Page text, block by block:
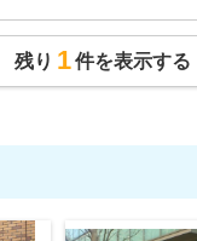
残り 1件を表示する